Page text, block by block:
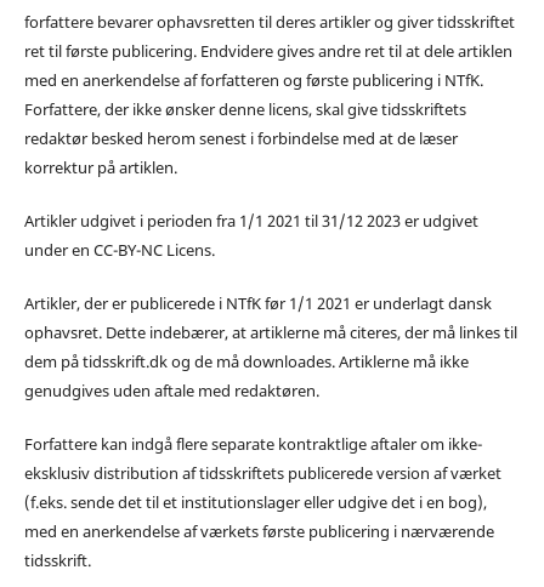
forfattere bevarer ophavsretten til deres artikler og giver tidsskriftet
ret til første publicering. Endvidere gives andre ret til at dele artiklen
med en anerkendelse af forfatteren og første publicering i NTfK.
Forfattere, der ikke ønsker denne licens, skal give tidsskriftets
redaktør besked herom senest i forbindelse med at de læser
korrektur på artiklen.
Artikler udgivet i perioden fra 1/1 2021 til 31/12 2023 er udgivet
under en CC-BY-NC Licens.
Artikler, der er publicerede i NTfK før 1/1 2021 er underlagt dansk
ophavsret. Dette indebærer, at artiklerne må citeres, der må linkes til
dem på tidsskrift.dk og de må downloades. Artiklerne må ikke
genudgives uden aftale med redaktøren.
Forfattere kan indgå flere separate kontraktlige aftaler om ikke-
eksklusiv distribution af tidsskriftets publicerede version af værket
(f.eks. sende det til et institutionslager eller udgive det i en bog),
med en anerkendelse af værkets første publicering i nærværende
tidsskrift.